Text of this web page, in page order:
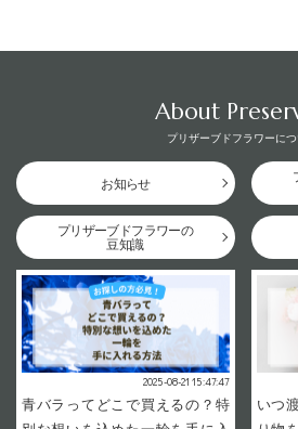
About
プリザーブドフラワーに
お知らせ
プリザーブドフラワーの
豆知識
2025-08-21 15:47:47
青バラってどこで買えるの？特
いつ